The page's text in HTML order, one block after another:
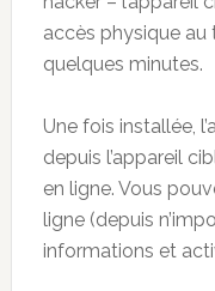
accès physique au
quelques minutes.
Une fois installée,
depuis l’appareil
en ligne. Vous
ligne (depuis
informations et